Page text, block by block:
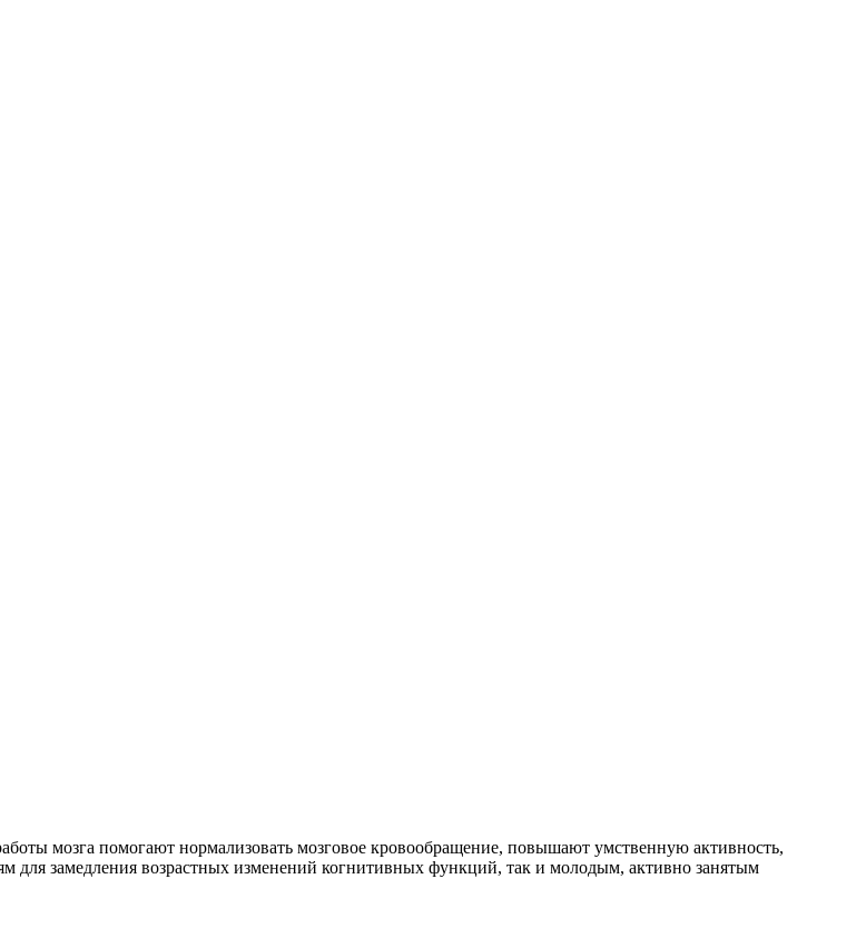
мозга помогают нормализовать мозговое кровообращение, повышают умственную активность,
замедления возрастных изменений когнитивных функций, так и молодым, активно занятым